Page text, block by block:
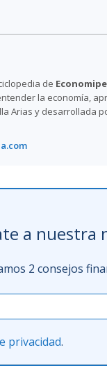
de
la economía,
Arias y desarrollada
a nuestra
2 consejos
privacidad.